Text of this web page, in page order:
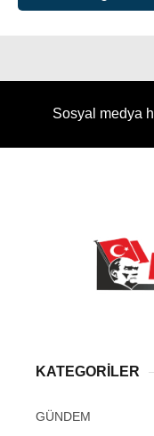
Sosyal medya
KATEGORİLER
GÜNDEM